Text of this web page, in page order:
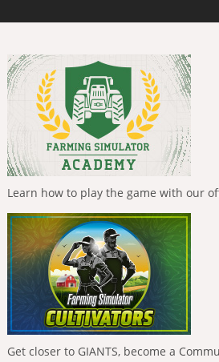
Learn how to play the game with our
Get closer to GIANTS, become a